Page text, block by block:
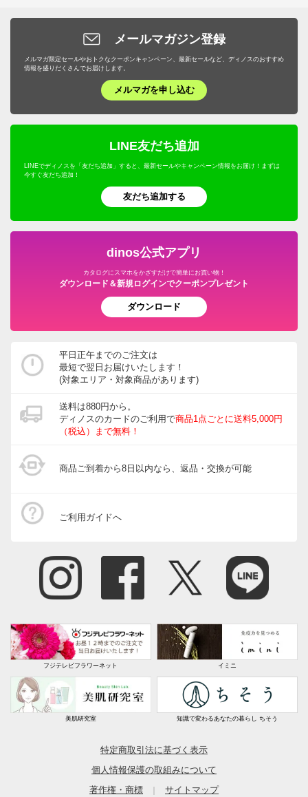
175cmのもので迷いましたが、正解だったと思いま
2021/05/25
1人掛対応 オレンジ
先に、テーブルのいす用に同柄のグリーンの座布団を購
入しました。生地、柄ともにに高級感があり気に入りま
したので、こちらのオレンジ色のマットを購入しまし
た。2人掛けソファーに横に置いて使っております。
1人掛対応 ベージュ
色合いも・素材も品があってとても良かったです。
2021/04/25
千葉県
違っていました。敷物として使っています。
商品担当者より
だきありがとうございます。
また、商品につきましてご満足いただけず、大変申
し訳ございません。
商品の色味に関しましては現物に近くなるよう最大
限の努力をしておりますが、お客様のイメージと異
なっていたとのこと、大変申し訳ございませんでし
貴重なご意見を参考にさせていただき、今後の商品
開発・改善に努めてまいります。
メールマガジン登録
メルマガ限定セールやおトクなクーポンキャンペーン、最新セールなど、ディノスのおすすめ
情報を盛りだくさんでお届けします。
メルマガを申し込む
LINE友だち追加
LINEでディノスを「友だち追加」すると、最新セールやキャンペーン情報をお届け！まずは
今すぐ友だち追加！
友だち追加する
dinos公式アプリ
カタログにスマホをかざすだけで簡単にお買い物！
ダウンロード＆新規ログインでクーポンプレゼント
ダウンロード
平日正午までのご注文は
最短で翌日お届けいたします！
(対象エリア・対象商品があります)
送料は880円から。
ディノスのカードのご利用で商品1点ごとに送料5,000円
（税込）まで無料！
商品ご到着から8日以内なら、返品・交換が可能
ご利用ガイドへ
フジテレビフラワーネット イミニ
美肌研究室 知識で変わるあなたの暮らし ちそう
特定商取引法に基づく表示
個人情報保護の取組みについて
著作権・商標
｜ サイトマップ